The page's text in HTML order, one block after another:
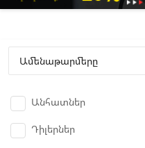
Անհատներ
Դիլերներ